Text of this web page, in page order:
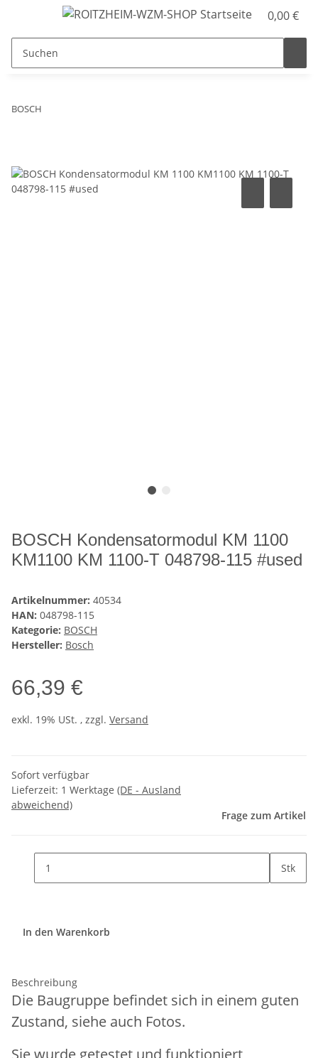
0,00 €
BOSCH
BOSCH Kondensatormodul KM 1100
KM1100 KM 1100-T 048798-115 #used
Artikelnummer: 40534
HAN: 048798-115
Kategorie: BOSCH
Hersteller: Bosch
66,39 €
exkl. 19% USt. , zzgl. Versand
Sofort verfügbar
Lieferzeit: 1 Werktage (DE - Ausland
abweichend)
Frage zum Artikel
Stk
In den Warenkorb
Beschreibung
Die Baugruppe befindet sich in einem guten
Zustand, siehe auch Fotos.
Sie wurde getestet und funktioniert